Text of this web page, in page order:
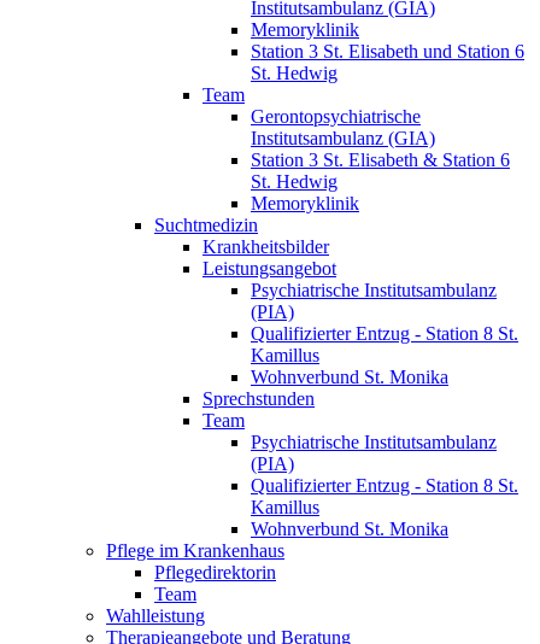
Institutsambulanz (GIA)
Memoryklinik
Station 3 St. Elisabeth und Station 6
St. Hedwig
Team
Gerontopsychiatrische
Institutsambulanz (GIA)
Station 3 St. Elisabeth & Station 6
St. Hedwig
Memoryklinik
Suchtmedizin
Krankheitsbilder
Leistungsangebot
Psychiatrische Institutsambulanz
(PIA)
Qualifizierter Entzug - Station 8 St.
Kamillus
Wohnverbund St. Monika
Sprechstunden
Team
Psychiatrische Institutsambulanz
(PIA)
Qualifizierter Entzug - Station 8 St.
Kamillus
Wohnverbund St. Monika
Pflege im Krankenhaus
Pflegedirektorin
Team
Wahlleistung
Therapieangebote und Beratung